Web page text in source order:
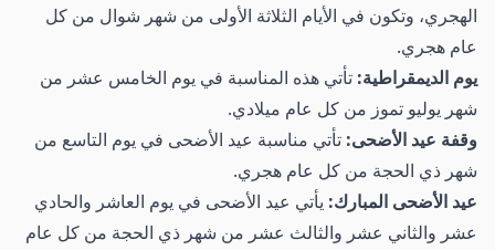
الهجري، وتكون في الأيام الثلاثة الأولى من شهر شوال من كل
عام هجري.
يوم الديمقراطية: تأتي هذه المناسبة في يوم الخامس عشر من
شهر يوليو تموز من كل عام ميلادي.
وقفة عيد الأضحى: تأتي مناسبة عيد الأضحى في يوم التاسع من
شهر ذي الحجة من كل عام هجري.
عيد الأضحى المبارك: يأتي عيد الأضحى في يوم العاشر والحادي
عشر والثاني عشر والثالث عشر من شهر ذي الحجة من كل عام